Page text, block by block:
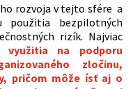
rozvoja v tejto sfére a
použitia bezpilotných
rizík. Najviac
na podporu
zločinu,
pričom môže ísť aj o